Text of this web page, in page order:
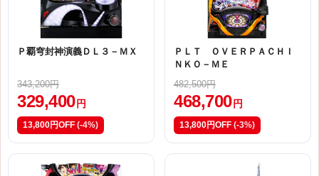
Ｐ覇穹封神演義ＤＬ３－ＭＸ
343,200円
329,400 円
13,800円OFF (-4%)
ＰＬＴ ＯＶＥＲＰＡＣＨＩ
ＮＫＯ－ＭＥ
482,500円
468,700 円
13,800円OFF (-3%)